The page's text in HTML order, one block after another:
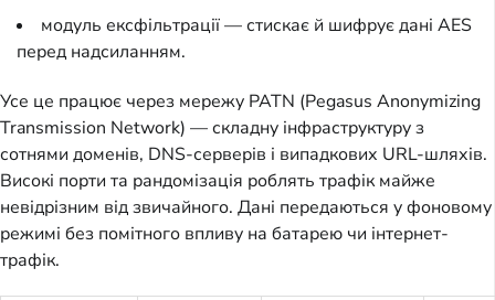
модуль ексфільтрації — стискає й шифрує дані AES
перед надсиланням.
Усе це працює через мережу PATN (Pegasus Anonymizing
Transmission Network) — складну інфраструктуру з
сотнями доменів, DNS-серверів і випадкових URL-шляхів.
Високі порти та рандомізація роблять трафік майже
невідрізним від звичайного. Дані передаються у фоновому
режимі без помітного впливу на батарею чи інтернет-
трафік.